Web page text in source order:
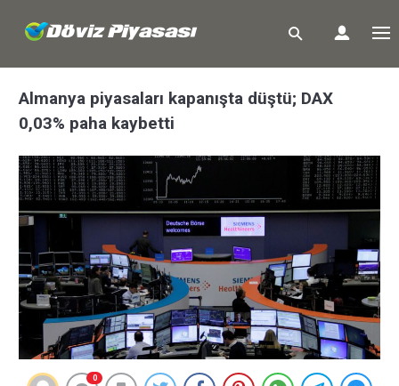
Almanya piyasaları kapanışta düştü; DAX
0,03% paha kaybetti
0